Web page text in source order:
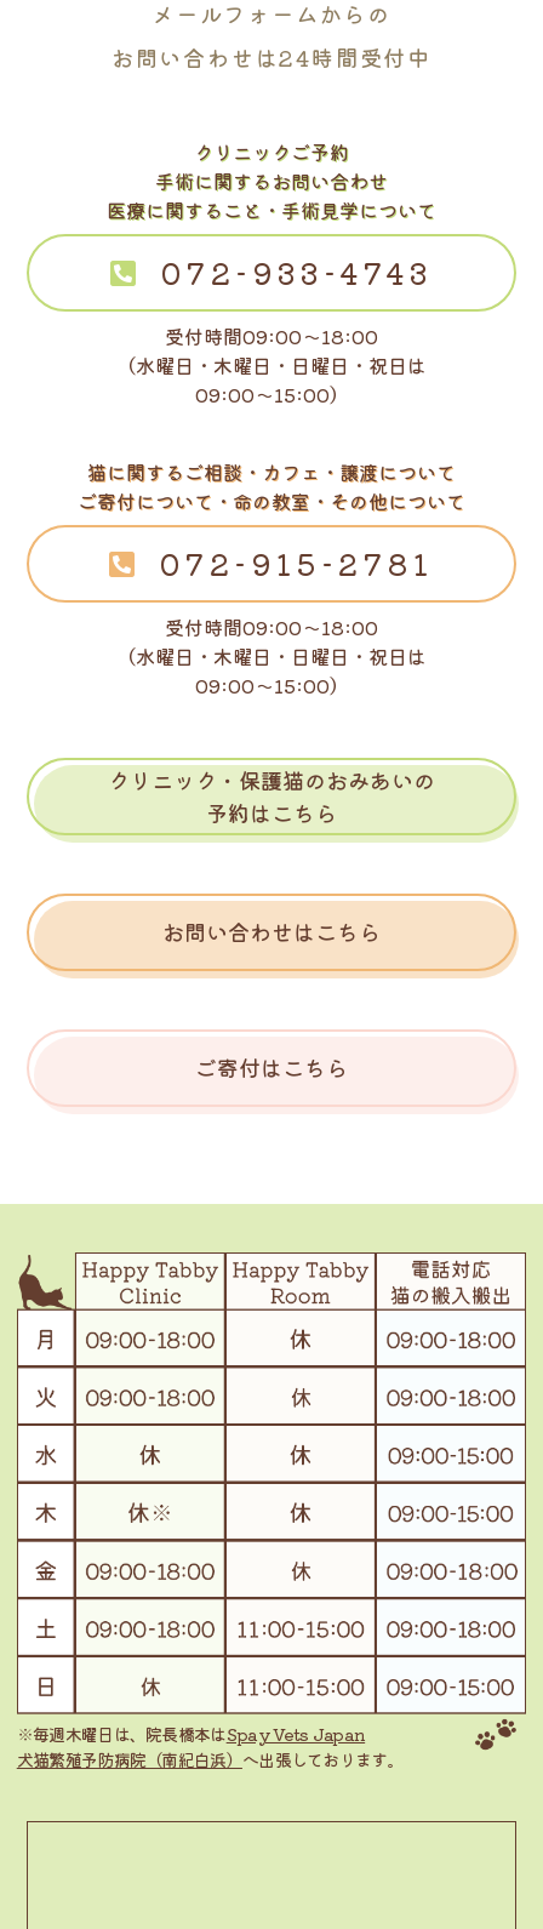
メールフォームからの
お問い合わせは24時間受付中
クリニックご予約
手術に関するお問い合わせ
医療に関すること・手術見学について
072-933-4743
受付時間09:00～18:00
（水曜日・木曜日・日曜日・祝日は
09:00～15:00）
猫に関するご相談・カフェ・譲渡について
ご寄付について・命の教室・その他について
072-915-2781
受付時間09:00～18:00
（水曜日・木曜日・日曜日・祝日は
09:00～15:00）
クリニック・保護猫のおみあいの
予約はこちら
お問い合わせはこちら
ご寄付はこちら
※毎週木曜日は、院長橋本はSpay Vets Japan
犬猫繁殖予防病院（南紀白浜） へ出張しております。